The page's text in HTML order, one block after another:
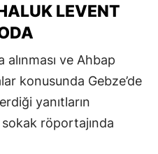
LEVENT
alınması ve Ahbap
konusunda Gebze’de
yanıtların
sokak röportajında